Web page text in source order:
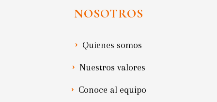
NOSOTROS
Quienes somos
Nuestros valores
Conoce al equipo